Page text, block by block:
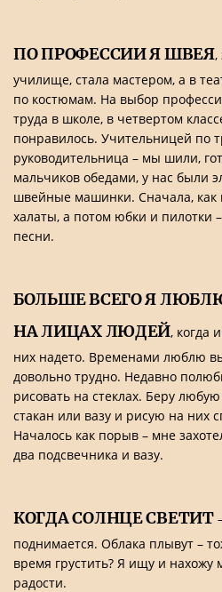
ПО ПРОФЕССИИ Я ШВЕЯ,
училище, стала мастером, а в
по костюмам. На выбор
труда в школе, в четвертом
понравилось. Учительницей по
руководительница – мы шили,
мальчиков обедами, у нас были
швейные машинки. Сначала, как
халаты, а потом юбки и пилотки
песни.
БОЛЬШЕ ВСЕГО Я
НА ЛИЦАХ ЛЮДЕЙ, когда
них надето. Временами люблю
довольно трудно. Недавно
рисовать на стеклах. Беру
стакан или вазу и рисую на них
Началось как порыв – мне
два подсвечника и вазу.
КОГДА СОЛНЦЕ СВЕТИТ
поднимается. Облака плывут –
время грустить? Я ищу и нахожу
радости.